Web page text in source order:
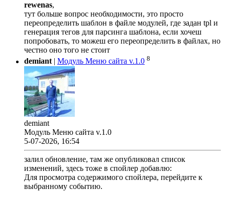
rewenas,
тут больше вопрос необходимости, это просто
переопределить шаблон в файле модулей, где задан tpl и
генерация тегов для парсинга шаблона, если хочеш
попробовать, то можеш его переопределить в файлах, но
честно оно того не стоит
demiant| Модуль Меню сайта v.1.0 8
demiant
Модуль Меню сайта v.1.0
5-07-2026, 16:54
залил обновление, там же опубликовал список
изменений, здесь тоже в спойлер добавлю:
Для просмотра содержимого спойлера, перейдите к
выбранному событию.